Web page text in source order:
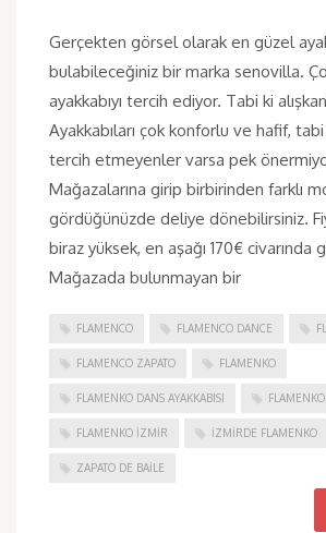
Gerçekten görsel olarak en güzel
bulabileceğiniz bir marka senovilla.
ayakkabıyı tercih ediyor. Tabi ki
Ayakkabıları çok konforlu ve hafif,
tercih etmeyenler varsa pek
Mağazalarına girip birbirinden farklı
gördüğünüzde deliye dönebilirsiniz.
biraz yüksek, en aşağı 170€ civarında
Mağazada bulunmayan bir
FLAMENCO FLAMENCO DANCE
FLAMENCO ZAPATO FLAMENKO
FLAMENKO DANS AYAKKABISI
FLAMENKO IZMIR IZMIRDE FLAMENKO
ZAPATO DE BAILE